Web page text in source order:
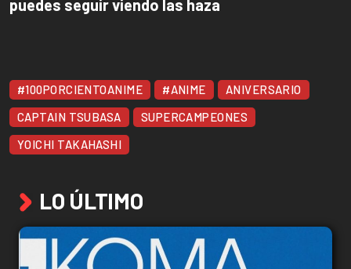
puedes seguir viendo las haza
#100PORCIENTOANIME #ANIME
ANIVERSARIO
CAPTAIN TSUBASA
SUPERCAMPEONES
YOICHI TAKAHASHI
LO ÚLTIMO